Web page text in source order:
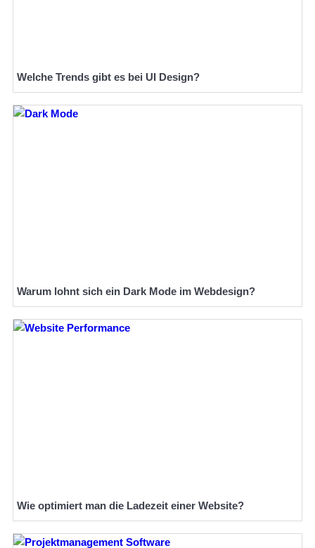
Welche Trends gibt es bei UI Design?
Warum lohnt sich ein Dark Mode im Webdesign?
Wie optimiert man die Ladezeit einer Website?